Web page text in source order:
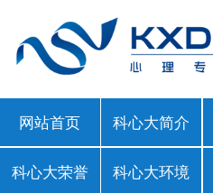
网站首页 科心大简介
科心大荣誉 科心大环境